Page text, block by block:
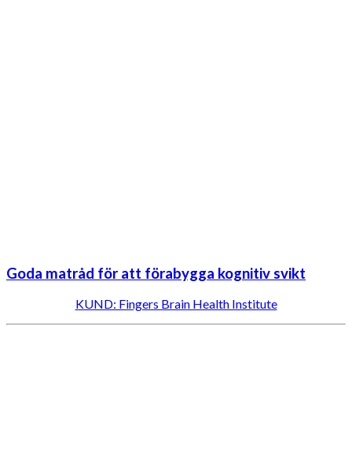
Goda matråd för att förabygga kognitiv svikt
KUND: Fingers Brain Health Institute